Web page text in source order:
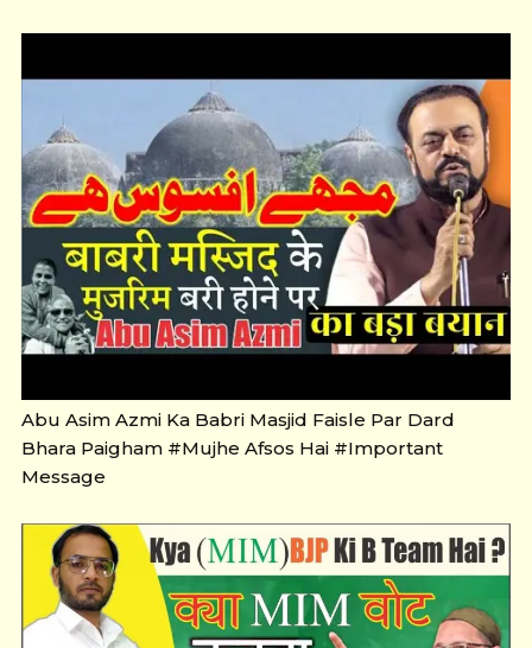
Abu Asim Azmi Ka Babri Masjid Faisle Par Dard
Bhara Paigham #Mujhe Afsos Hai #Important
Message